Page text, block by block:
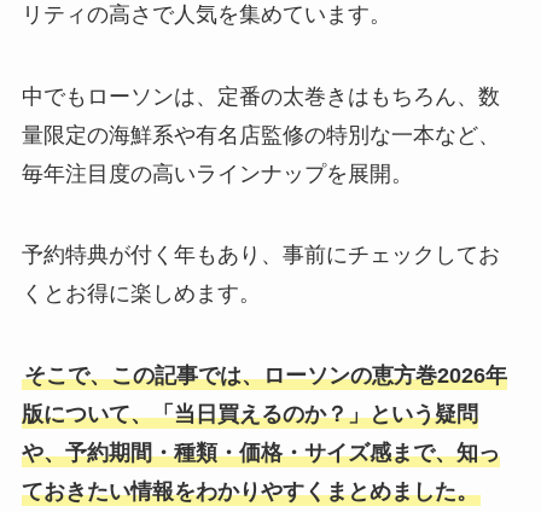
リティの高さで人気を集めています。
中でもローソンは、定番の太巻きはもちろん、数
量限定の海鮮系や有名店監修の特別な一本など、
毎年注目度の高いラインナップを展開。
予約特典が付く年もあり、事前にチェックしてお
くとお得に楽しめます。
そこで、この記事では、ローソンの恵方巻2026年
版について、「当日買えるのか？」という疑問
や、予約期間・種類・価格・サイズ感まで、知っ
ておきたい情報をわかりやすくまとめました。